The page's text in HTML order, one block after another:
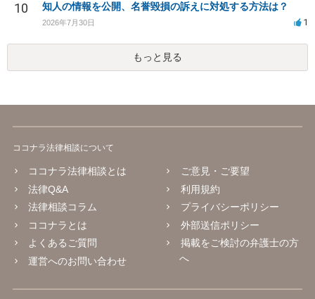
10 知人の情報を公開、名誉毀損の訴えに対処する方法は？
2026年7月30日 1
もっと見る
ココナラ法律相談について
ココナラ法律相談とは
法律Q&A
法律相談コラム
ココナラとは
よくあるご質問
運営へのお問い合わせ
ご意見・ご要望
利用規約
プライバシーポリシー
外部送信ポリシー
掲載をご検討の弁護士の方
へ